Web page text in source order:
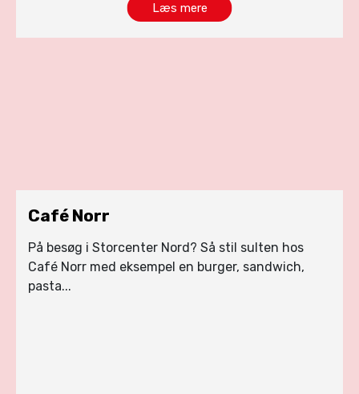
Læs mere
Café Norr
På besøg i Storcenter Nord? Så stil sulten hos
Café Norr med eksempel en burger, sandwich,
pasta...